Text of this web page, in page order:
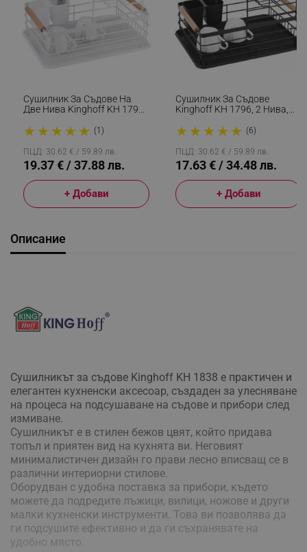
Сушилник За Съдове На
Две Нива Kinghoff KH 1798,
Дървени Дръжки, Бял
★ ★ ★ ★ ★ (1)
ПЦД: 30.62 € / 59.89 лв.
19.37 € / 37.88 лв.
+ Добави
Сушилник За Съдове
Kinghoff KH 1796, 2 Нива,
Черен
★ ★ ★ ★ ★ (6)
ПЦД: 30.62 € / 59.89 лв.
17.63 € / 34.48 лв.
+ Добави
Описание
Сушилникът за съдове Kinghoff KH 1838 е практичен и
елегантен кухненски аксесоар, създаден за улесняване
на процеса на подсушаване на съдове и прибори след
измиване.
Сушилникът е в стилен бежов цвят, който придава
топъл и приятен вид на кухнята ви. Неговият
минималистичен дизайн го прави лесно вписващ се в
различни интериорни стилове.
Оборудван с удобна поставка за прибори, където
можете да подредите лъжици, вилици, ножове и други
малки кухненски инструменти. Това ви позволява да
ги подсушите ефективно и да ги съхранявате на
удобно място.